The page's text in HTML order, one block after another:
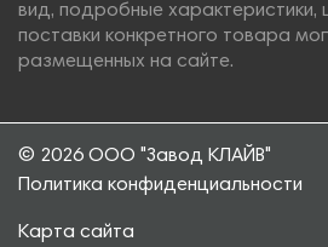
вид, подробные характеристики,
поставки конкретного товара
размещенных на сайте.
© 2026 ООО "Завод КЛАЙВ"
Политика конфиденциальности
Карта сайта